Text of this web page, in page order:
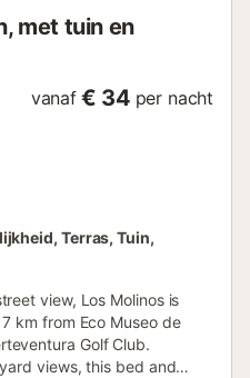
met tuin en
vanaf € 34 per nacht
Terras, Tuin,
view, Los Molinos is
km from Eco Museo de
Golf Club.
views, this bed and